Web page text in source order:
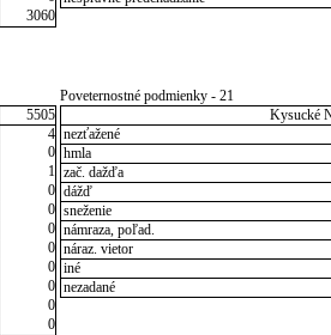
3060
5505
4
0
1
0
0
0
0
0
0
0
0
Poveternostné podmienky - 21
Kysucké
nezťažené
hmla
zač. dažďa
dážď
sneženie
námraza, poľad.
náraz. vietor
iné
nezadané